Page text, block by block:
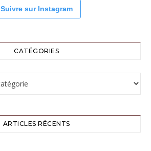
Suivre sur Instagram
CATÉGORIES
ARTICLES RÉCENTS